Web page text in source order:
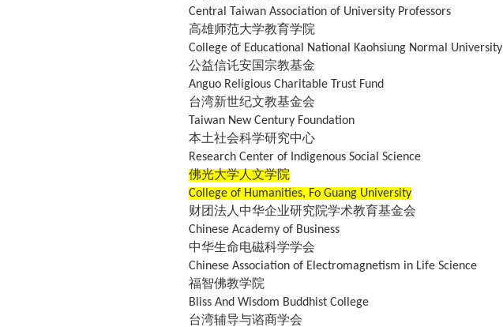
Central Taiwan Association of University Professors
高雄师范大学教育学院
College of Educational National Kaohsiung Normal University
公益信讬安国宗教基金
Anguo Religious Charitable Trust Fund
台湾新世纪文教基金会
Taiwan New Century Foundation
本土社会科学研究中心
Research Center of Indigenous Social Science
佛光大学人文学院
College of Humanities, Fo Guang University
财团法人中华企业研究院学术教育基金会
Chinese Academy of Business
中华生命电磁科学学会
Chinese Association of Electromagnetism in Life Science
福智佛教学院
Bliss And Wisdom Buddhist College
台湾辅导与谘商学会